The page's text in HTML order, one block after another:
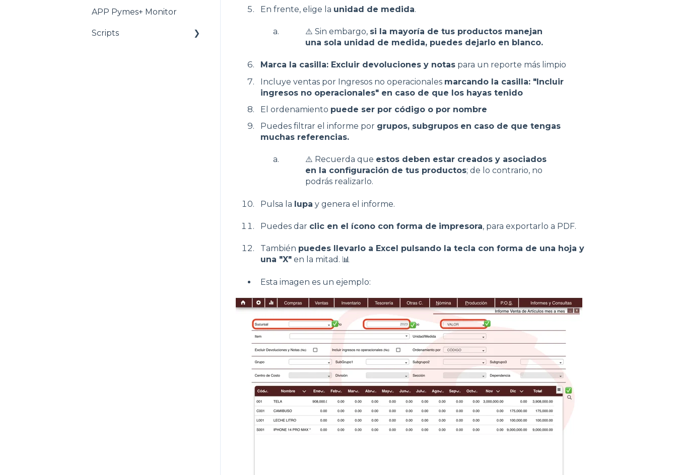
En frente, elige la unidad de medida.
⚠️ Sin embargo, si la mayoría de tus productos manejan
una sola unidad de medida, puedes dejarlo en blanco.
Marca la casilla: Excluir devoluciones y notaspara un reporte más limpio
Incluye ventas por Ingresos no operacionales marcando la casilla: "Incluir
ingresos no operacionales" en caso de que los hayas tenido
El ordenamiento puede ser por código o por nombre
Puedes filtrar el informe por grupos, subgrupos en caso de que tengas
muchas referencias.
⚠️ Recuerda que estos deben estar creados y asociados
en la configuración de tus productos; de lo contrario, no
podrás realizarlo.
Pulsa la lupa y genera el informe.
Puedes dar clic en el ícono con forma de impresora, para exportarlo a PDF.
También puedes llevarlo a Excel pulsando la tecla con forma de una hoja y
una "X"en la mitad. 📊
Esta imagen es un ejemplo:
Estructuración POS
Estructuración
APP Pymes+ Monitor
Scripts